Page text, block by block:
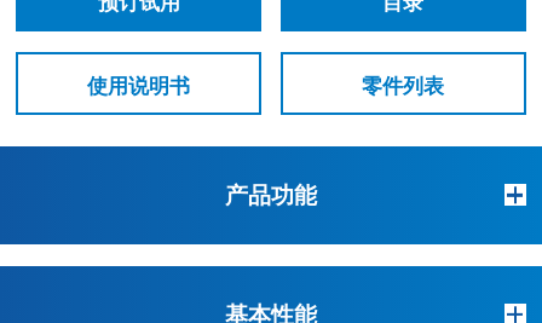
使用说明书 零件列表
产品功能
基本性能